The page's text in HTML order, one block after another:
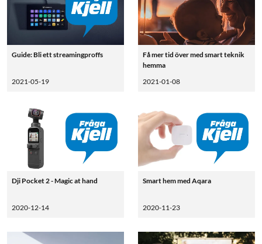
Guide: Bli ett streamingproffs
2021-05-19
Få mer tid över med smart teknik
hemma
2021-01-08
Dji Pocket 2 - Magic at hand
2020-12-14
Smart hem med Aqara
2020-11-23